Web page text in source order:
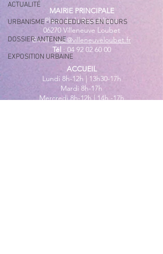
ACTUALITÉ
URBANISME - PROCEDURES EN COURS
DOSSIER ANTENNE
EXPOSITION URBAINE
MAIRIE PRINCIPALE
Place de la République
06270 Villeneuve Loubet
Email :cab@villeneuveloubet.fr
Tél : 04 92 02 60 00
ACCUEIL
Lundi 8h-12h | 13h30-17h
Mardi 8h-17h
Mercredi 8h-12h | 14h -17h